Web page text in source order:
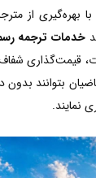
با بهره‌گیری از
خدمات ترجمه
قیمت‌گذاری
بتوانند بدون
نمایند.